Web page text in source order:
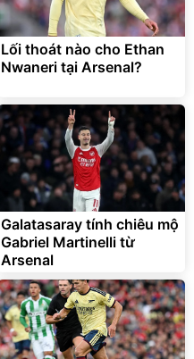
chống nóng giúp thoải mái
trong di chuyển
295.000 đ
Đã bán nhiều
Lối thoát nào cho Ethan
Nwaneri tại Arsenal?
Galatasaray tính chiêu mộ
Gabriel Martinelli từ
Arsenal